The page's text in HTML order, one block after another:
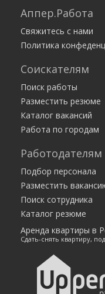
Перспективная
30 000 — 45 000 руб.
Никифорова М.В.
от 50 000 руб.
Техцентр Дж-Кар
Аппер.Работа
Свяжитесь с нами
Политика
Соискателям
Поиск работы
Разместить резюме
Каталог вакансий
Работа по городам
Работодателям
Подбор персонала
Разместить
Поиск сотрудника
Каталог резюме
Аренда квартиры в
Сдать-снять квартиру,